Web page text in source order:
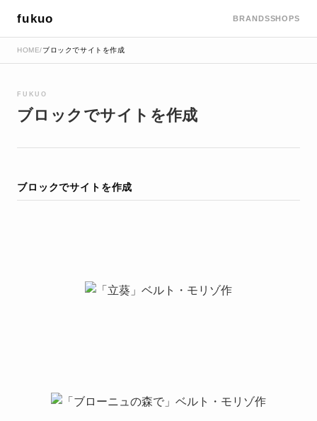
fukuo BRANDSSHOPS
HOME/ブロックでサイトを作成
FUKUO
ブロックでサイトを作成
ブロックでサイトを作成